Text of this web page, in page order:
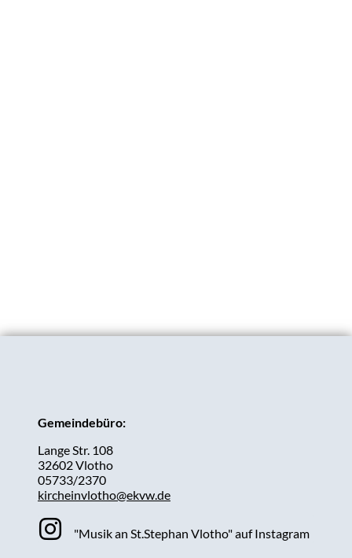
Gemeindebüro:
Lange Str. 108
32602 Vlotho
05733/2370
kircheinvlotho@ekvw.de
"Musik an St.Stephan Vlotho" auf Instagram